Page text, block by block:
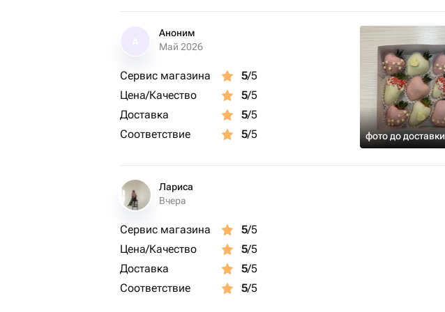
Аноним
Май 2026
Сервис магазина 5/5
Цена/Качество
5/5
Доставка
5/5
Соответствие
5/5 фото до доставки
Лариса
Вчера
Сервис магазина 5/5
Цена/Качество
5/5
Доставка
5/5
Соответствие
5/5